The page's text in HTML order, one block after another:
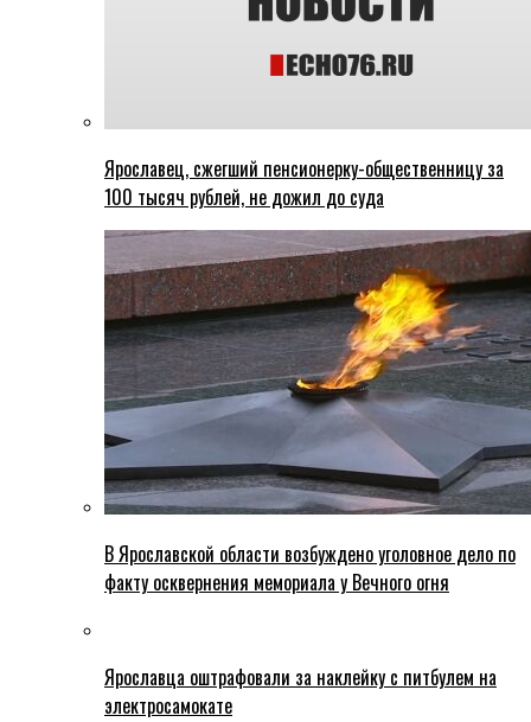
Ярославец, сжегший пенсионерку-общественницу за
100 тысяч рублей, не дожил до суда
В Ярославской области возбуждено уголовное дело по
факту осквернения мемориала у Вечного огня
Ярославца оштрафовали за наклейку с питбулем на
электросамокате